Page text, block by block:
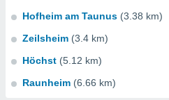
Hofheim am Taunus (3.38 km)
Zeilsheim (3.4 km)
Höchst (5.12 km)
Raunheim (6.66 km)